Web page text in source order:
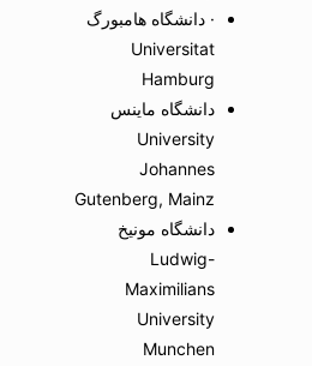
· دانشگاه هامبورگ
Universitat
Hamburg
دانشگاه ماینس
University
Johannes
Gutenberg, Mainz
دانشگاه مونیخ
Ludwig-
Maximilians
University
Munchen